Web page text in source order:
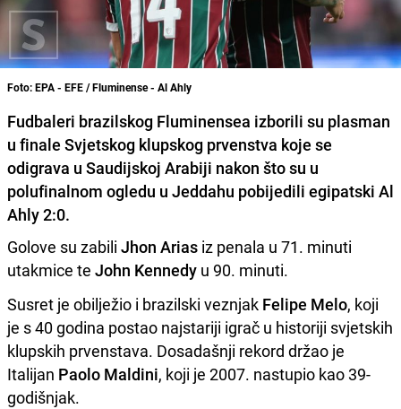
Foto: EPA - EFE / Fluminense - Al Ahly
Fudbaleri brazilskog Fluminensea izborili su plasman
u finale Svjetskog klupskog prvenstva koje se
odigrava u Saudijskoj Arabiji nakon što su u
polufinalnom ogledu u Jeddahu pobijedili egipatski Al
Ahly 2:0.
Golove su zabili Jhon Arias iz penala u 71. minuti
utakmice te John Kennedy u 90. minuti.
Susret je obilježio i brazilski veznjak Felipe Melo, koji
je s 40 godina postao najstariji igrač u historiji svjetskih
klupskih prvenstava. Dosadašnji rekord držao je
Italijan Paolo Maldini, koji je 2007. nastupio kao 39-
godišnjak.